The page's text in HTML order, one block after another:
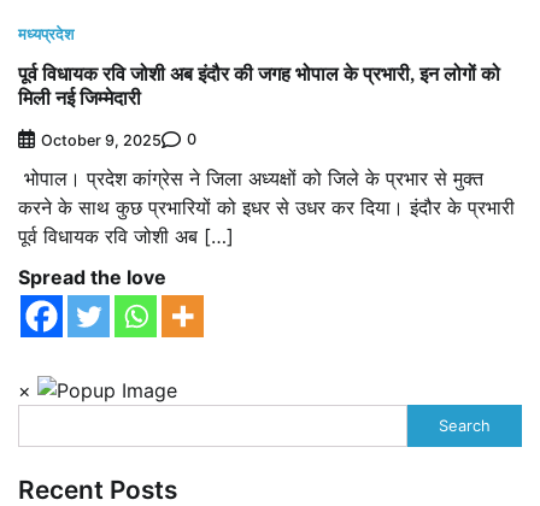
मध्यप्रदेश
पूर्व विधायक रवि जोशी अब इंदौर की जगह भोपाल के प्रभारी, इन लोगों को
मिली नई जिम्मेदारी
October 9, 2025 0
भोपाल। प्रदेश कांग्रेस ने जिला अध्यक्षों को जिले के प्रभार से मुक्त
करने के साथ कुछ प्रभारियों को इधर से उधर कर दिया। इंदौर के प्रभारी
पूर्व विधायक रवि जोशी अब […]
Spread the love
×
Search
Recent Posts